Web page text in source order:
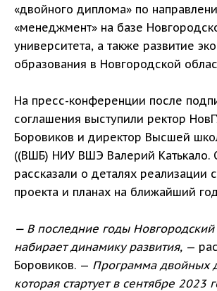
«двойного диплома» по
«менеджмент» на базе
университета, а также развитие
образования в Новгородской
На пресс-конференции после
соглашения выступили ректор
Боровиков и директор Высшей
((ВШБ) НИУ ВШЭ Валерий Катькало.
рассказали о деталях реализации
проекта и планах на ближайший
— В последние годы Новгородский
набирает динамику развития, —
Боровиков. — Программа двойных
которая стартует в сентябре 2023